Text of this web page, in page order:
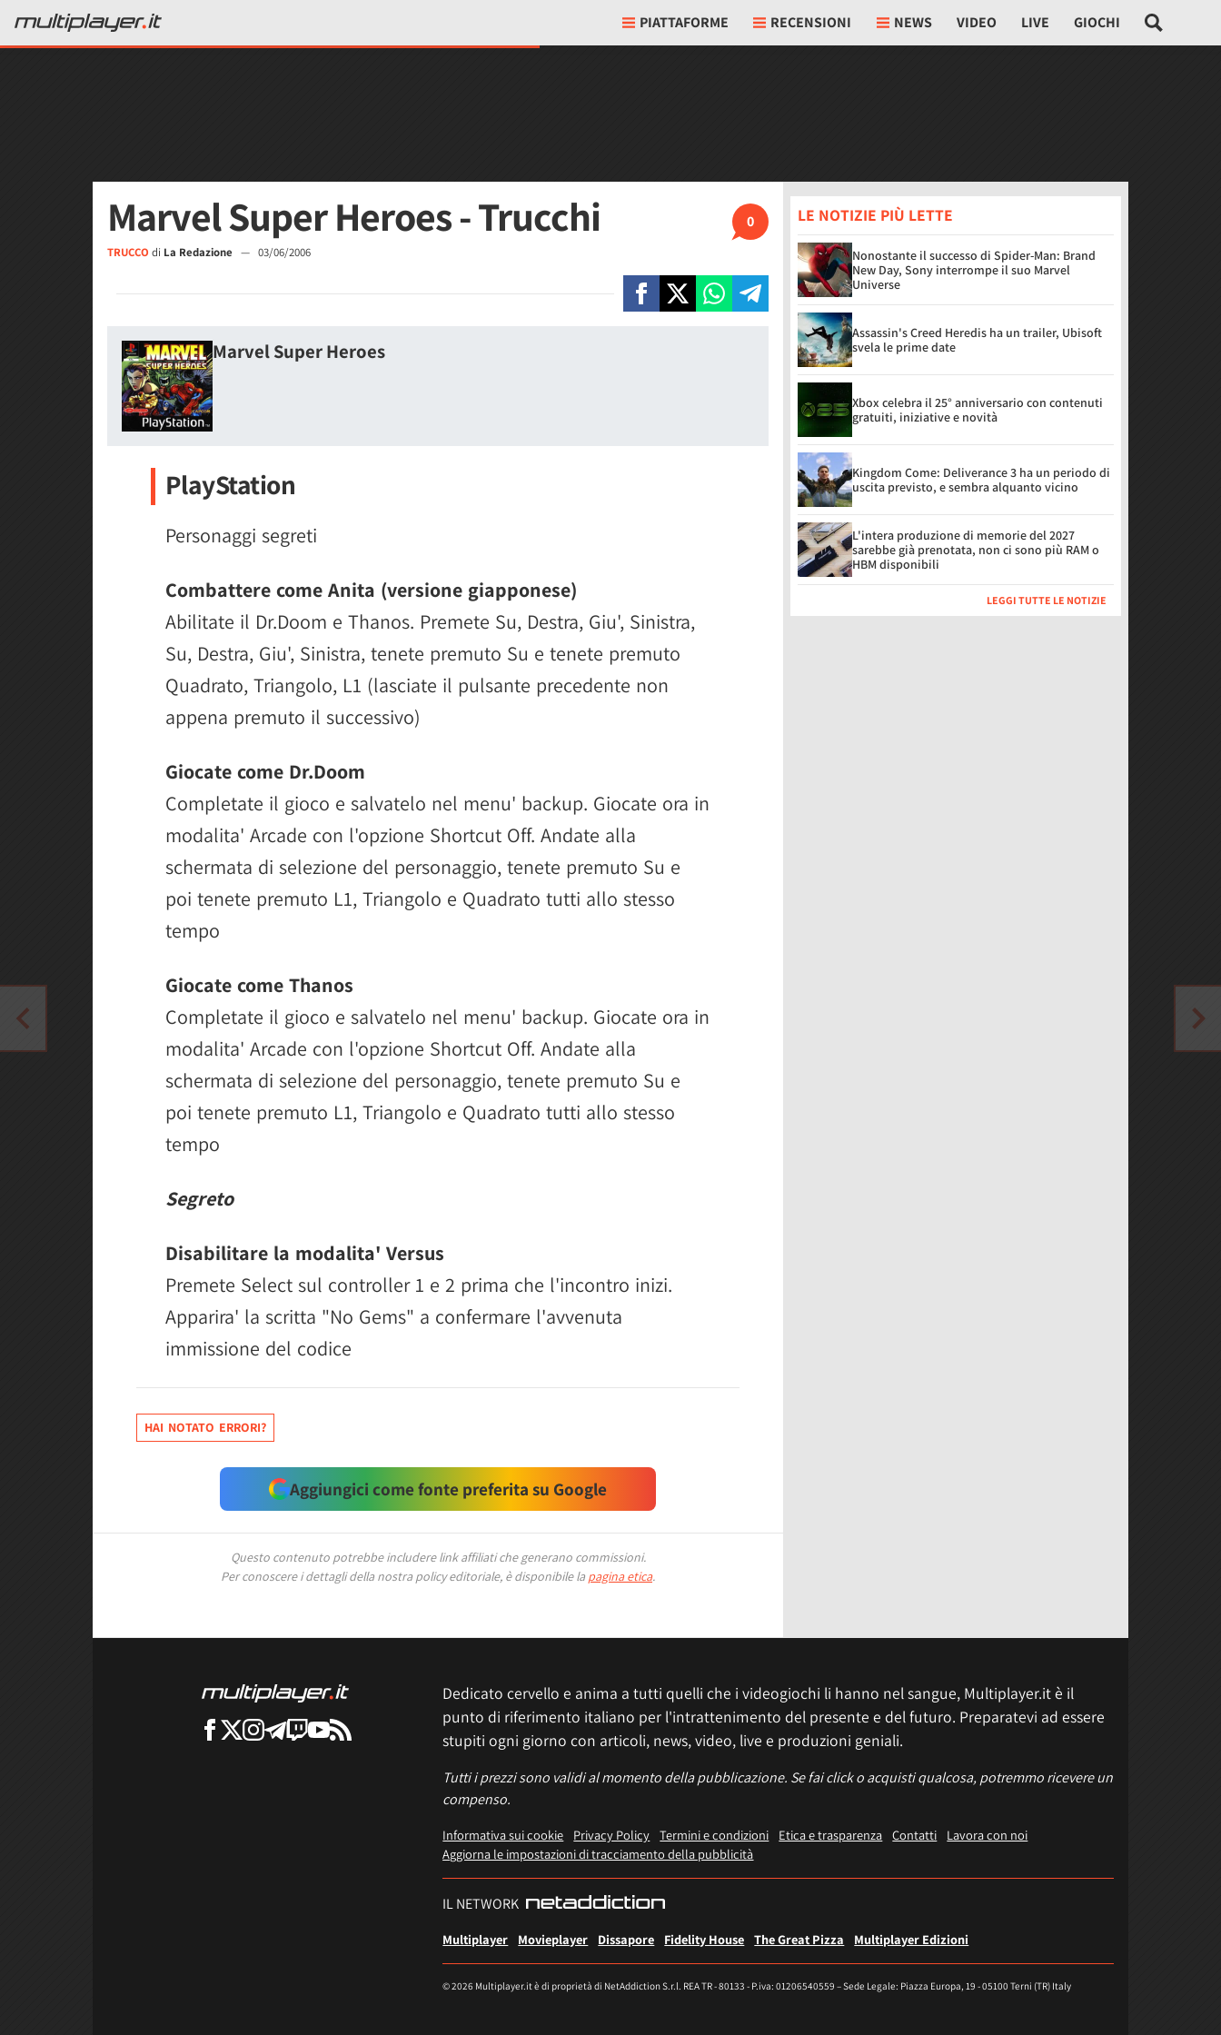
PIATTAFORME RECENSIONI NEWS VIDEO LIVE GIOCHI
0
Marvel Super Heroes - Trucchi
TRUCCO di La Redazione — 03/06/2006
Marvel Super Heroes
PlayStation
Personaggi segreti
Combattere come Anita (versione giapponese)
Abilitate il Dr.Doom e Thanos. Premete Su, Destra, Giu', Sinistra,
Su, Destra, Giu', Sinistra, tenete premuto Su e tenete premuto
Quadrato, Triangolo, L1 (lasciate il pulsante precedente non
appena premuto il successivo)
Giocate come Dr.Doom
Completate il gioco e salvatelo nel menu' backup. Giocate ora in
modalita' Arcade con l'opzione Shortcut Off. Andate alla
schermata di selezione del personaggio, tenete premuto Su e
poi tenete premuto L1, Triangolo e Quadrato tutti allo stesso
tempo
Giocate come Thanos
Completate il gioco e salvatelo nel menu' backup. Giocate ora in
modalita' Arcade con l'opzione Shortcut Off. Andate alla
schermata di selezione del personaggio, tenete premuto Su e
poi tenete premuto L1, Triangolo e Quadrato tutti allo stesso
tempo
Segreto
Disabilitare la modalita' Versus
Premete Select sul controller 1 e 2 prima che l'incontro inizi.
Apparira' la scritta "No Gems" a confermare l'avvenuta
immissione del codice
HAI NOTATO ERRORI?
Aggiungici come fonte preferita su Google
Questo contenuto potrebbe includere link affiliati che generano commissioni.
Per conoscere i dettagli della nostra policy editoriale, è disponibile la pagina etica.
LE NOTIZIE PIÙ LETTE
Nonostante il successo di Spider-Man: Brand
New Day, Sony interrompe il suo Marvel
Universe
Assassin's Creed Heredis ha un trailer, Ubisoft
svela le prime date
Xbox celebra il 25° anniversario con contenuti
gratuiti, iniziative e novità
Kingdom Come: Deliverance 3 ha un periodo di
uscita previsto, e sembra alquanto vicino
L'intera produzione di memorie del 2027
sarebbe già prenotata, non ci sono più RAM o
HBM disponibili
LEGGI TUTTE LE NOTIZIE
Dedicato cervello e anima a tutti quelli che i videogiochi li hanno nel sangue, Multiplayer.it è il
punto di riferimento italiano per l'intrattenimento del presente e del futuro. Preparatevi ad essere
stupiti ogni giorno con articoli, news, video, live e produzioni geniali.
Tutti i prezzi sono validi al momento della pubblicazione. Se fai click o acquisti qualcosa, potremmo ricevere un
compenso.
Informativa sui cookie Privacy Policy Termini e condizioni Etica e trasparenza Contatti
Lavora con noi
Aggiorna le impostazioni di tracciamento della pubblicità
IL NETWORK
Multiplayer Movieplayer Dissapore Fidelity House The Great Pizza Multiplayer Edizioni
© 2026 Multiplayer.it è di proprietà di NetAddiction S.r.l. REA TR - 80133 - P.iva: 01206540559 – Sede Legale: Piazza Europa, 19 - 05100 Terni (TR) Italy